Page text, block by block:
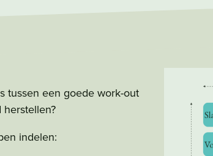
tussen een goede work-out
indelen: